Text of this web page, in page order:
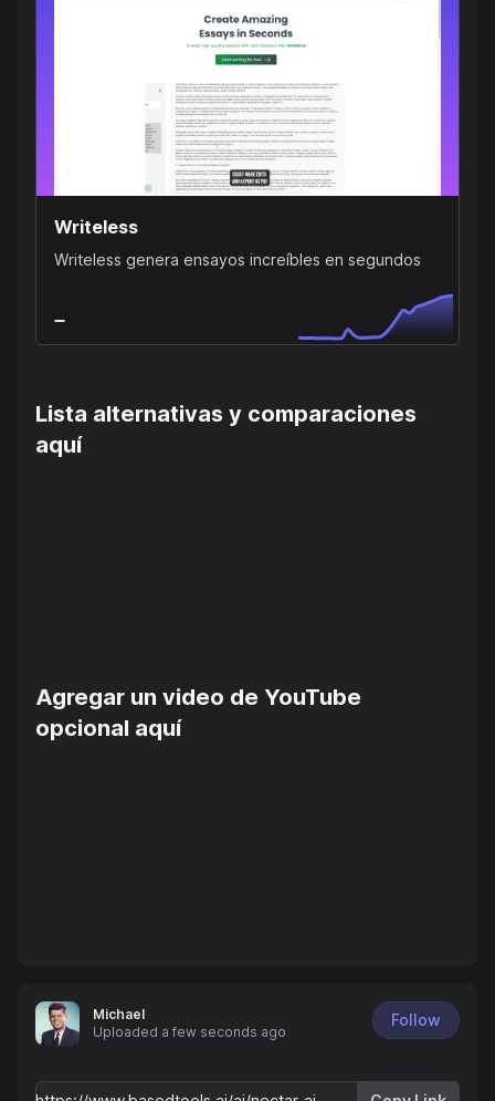
Writeless
Writeless genera ensayos increíbles en segundos
Lista alternativas y comparaciones
aquí
Agregar un video de YouTube
opcional aquí
Michael
Uploaded a few seconds ago
Follow